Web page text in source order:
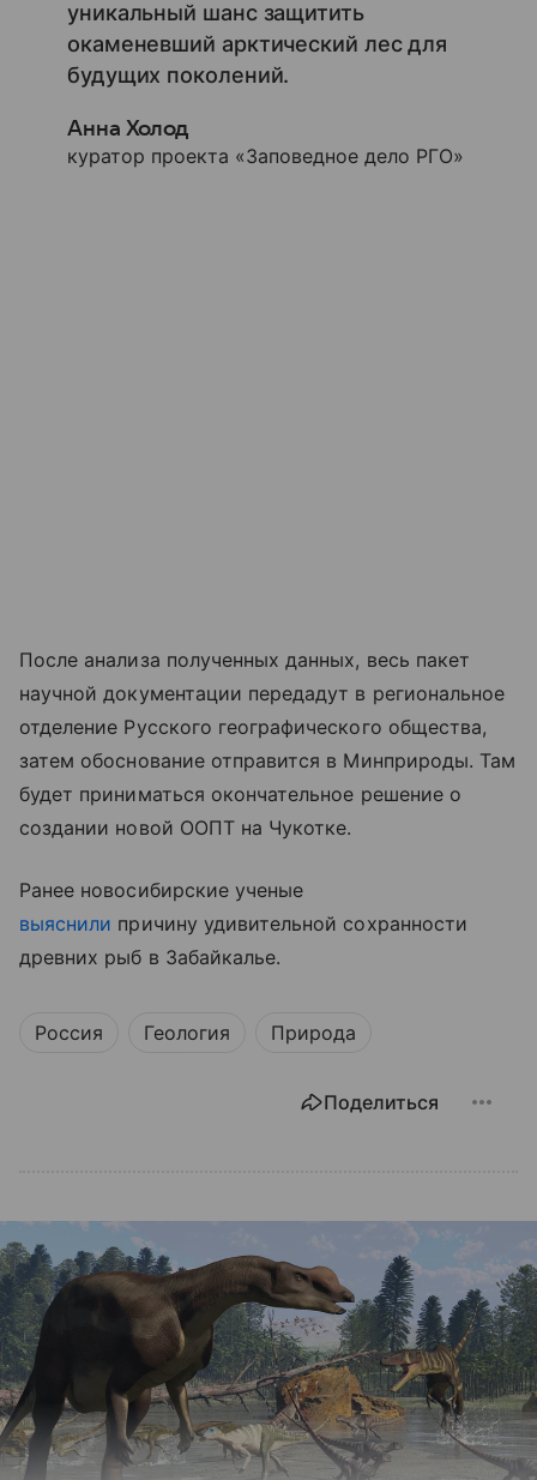
уникальный шанс защитить
окаменевший арктический лес для
будущих поколений.
Анна Холод
куратор проекта «Заповедное дело РГО»
После анализа полученных данных, весь пакет
научной документации передадут в региональное
отделение Русского географического общества,
затем обоснование отправится в Минприроды. Там
будет приниматься окончательное решение о
создании новой ООПТ на Чукотке.
Ранее новосибирские ученые
выяснили причину удивительной сохранности
древних рыб в Забайкалье.
Россия Геология Природа
Поделиться